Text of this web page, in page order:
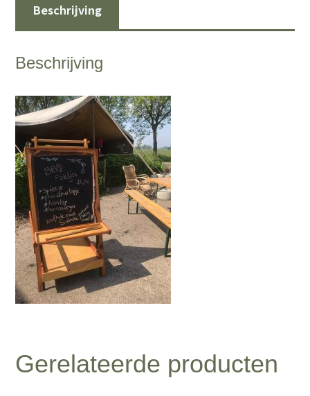
Beschrijving
Beschrijving
Gerelateerde producten